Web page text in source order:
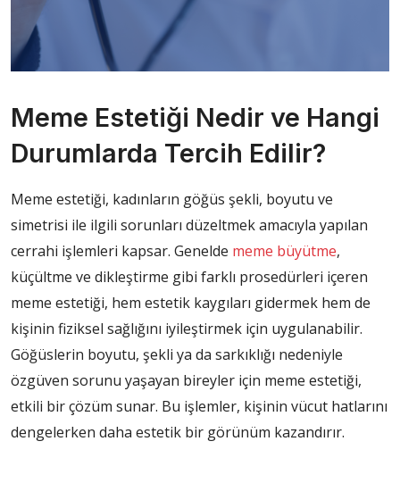
Meme Estetiği Nedir ve Hangi
Durumlarda Tercih Edilir?
Meme estetiği, kadınların göğüs şekli, boyutu ve
simetrisi ile ilgili sorunları düzeltmek amacıyla yapılan
cerrahi işlemleri kapsar. Genelde meme büyütme,
küçültme ve dikleştirme gibi farklı prosedürleri içeren
meme estetiği, hem estetik kaygıları gidermek hem de
kişinin fiziksel sağlığını iyileştirmek için uygulanabilir.
Göğüslerin boyutu, şekli ya da sarkıklığı nedeniyle
özgüven sorunu yaşayan bireyler için meme estetiği,
etkili bir çözüm sunar. Bu işlemler, kişinin vücut hatlarını
dengelerken daha estetik bir görünüm kazandırır.